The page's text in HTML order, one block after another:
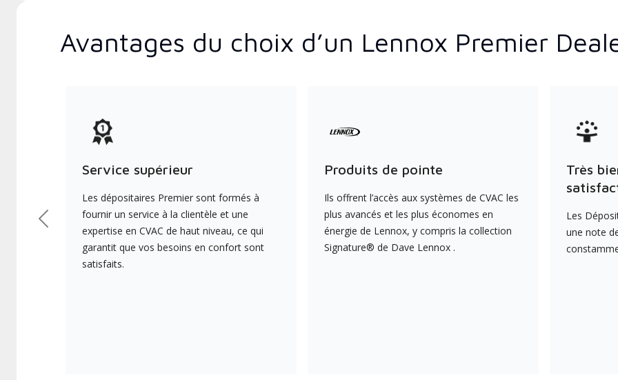
Avantages du choix d’un Lennox Premier
Service supérieur
Les dépositaires Premier sont formés à
fournir un service à la clientèle et une
expertise en CVAC de haut niveau, ce qui
garantit que vos besoins en confort sont
satisfaits.
Produits de pointe
Ils offrent l’accès aux systèmes de CVAC les
plus avancés et les plus économes en
énergie de Lennox, y compris la collection
Signature® de Dave Lennox .
Très
Les
une note
Précédent